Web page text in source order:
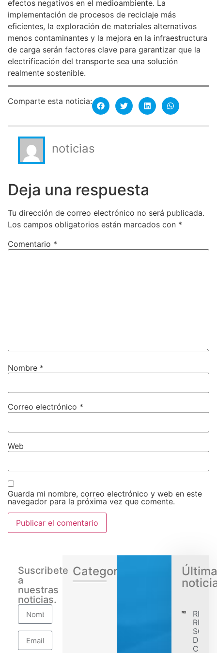
efectos negativos en el medioambiente. La
implementación de procesos de reciclaje más
eficientes, la exploración de materiales alternativos
menos contaminantes y la mejora en la infraestructura
de carga serán factores clave para garantizar que la
electrificación del transporte sea una solución
realmente sostenible.
Comparte esta noticia:
noticias
Deja una respuesta
Tu dirección de correo electrónico no será publicada.
Los campos obligatorios están marcados con *
Comentario *
Nombre *
Correo electrónico *
Web
Guarda mi nombre, correo electrónico y web en este
navegador para la próxima vez que comente.
Suscribete
a
nuestras
noticias.
Categorias